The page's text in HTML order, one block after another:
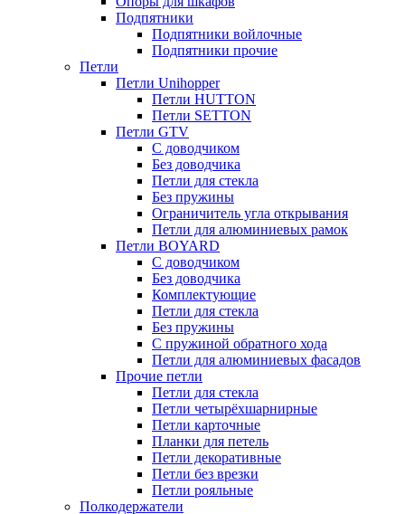
Подпятники
Подпятники войлочные
Подпятники прочие
Петли
Петли Unihopper
Петли HUTTON
Петли SETTON
Петли GTV
С доводчиком
Без доводчика
Петли для стекла
Без пружины
Ограничитель угла открывания
Петли для алюминиевых рамок
Петли BOYARD
С доводчиком
Без доводчика
Комплектующие
Петли для стекла
Без пружины
С пружиной обратного хода
Петли для алюминиевых фасадов
Прочие петли
Петли для стекла
Петли четырёхшарнирные
Петли карточные
Планки для петель
Петли декоративные
Петли без врезки
Петли рояльные
Полкодержатели